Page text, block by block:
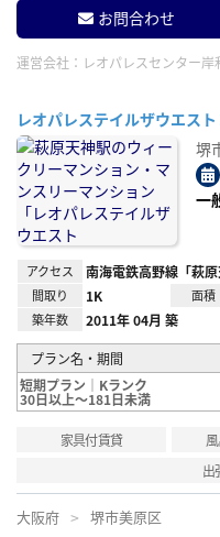
お問合わせ
運営会社： レオパレスセンター岸
レオパレステイルザウエス
堺
一
アクセス 南海電鉄高野線「萩
間取り 1K 面積
築年数 2011年 04月 築
プラン名・期間
短期プラン｜Kランク
30日以上～181日未満
家具付賃貸
出
大阪府 堺市美原区